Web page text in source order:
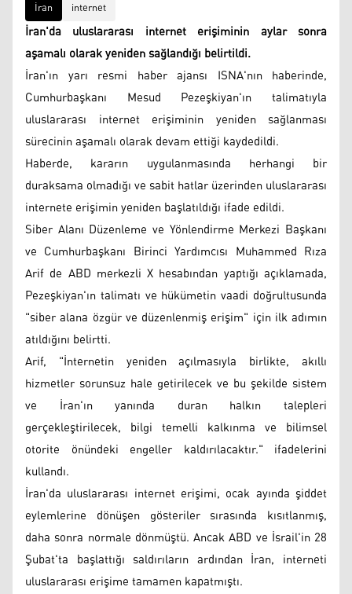
İran internet
İran'da uluslararası internet erişiminin aylar sonra
aşamalı olarak yeniden sağlandığı belirtildi.
İran'ın yarı resmi haber ajansı ISNA'nın haberinde,
Cumhurbaşkanı Mesud Pezeşkiyan'ın talimatıyla
uluslararası internet erişiminin yeniden sağlanması
sürecinin aşamalı olarak devam ettiği kaydedildi.
Haberde, kararın uygulanmasında herhangi bir
duraksama olmadığı ve sabit hatlar üzerinden uluslararası
internete erişimin yeniden başlatıldığı ifade edildi.
Siber Alanı Düzenleme ve Yönlendirme Merkezi Başkanı
ve Cumhurbaşkanı Birinci Yardımcısı Muhammed Rıza
Arif de ABD merkezli X hesabından yaptığı açıklamada,
Pezeşkiyan'ın talimatı ve hükümetin vaadi doğrultusunda
"siber alana özgür ve düzenlenmiş erişim" için ilk adımın
atıldığını belirtti.
Arif, "İnternetin yeniden açılmasıyla birlikte, akıllı
hizmetler sorunsuz hale getirilecek ve bu şekilde sistem
ve İran'ın yanında duran halkın talepleri
gerçekleştirilecek, bilgi temelli kalkınma ve bilimsel
otorite önündeki engeller kaldırılacaktır." ifadelerini
kullandı.
İran'da uluslararası internet erişimi, ocak ayında şiddet
eylemlerine dönüşen gösteriler sırasında kısıtlanmış,
daha sonra normale dönmüştü. Ancak ABD ve İsrail'in 28
Şubat'ta başlattığı saldırıların ardından İran, interneti
uluslararası erişime tamamen kapatmıştı.